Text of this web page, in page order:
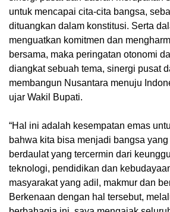
untuk mencapai cita-cita bangsa,
dituangkan dalam konstitusi. Serta
menguatkan komitmen dan
bersama, maka peringatan otonomi
diangkat sebuah tema, sinergi pusat
membangun Nusantara menuju
ujar Wakil Bupati.
“Hal ini adalah kesempatan emas
bahwa kita bisa menjadi bangsa
berdaulat yang tercermin dari
teknologi, pendidikan dan
masyarakat yang adil, makmur dan
Berkenaan dengan hal tersebut,